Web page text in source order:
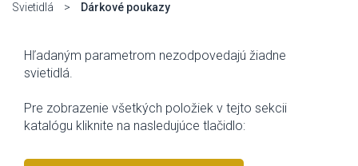
Svietidlá > Dárkové poukazy
Hľadaným parametrom nezodpovedajú žiadne
svietidlá.
Pre zobrazenie všetkých položiek v tejto sekcii
katalógu kliknite na nasledujúce tlačidlo: